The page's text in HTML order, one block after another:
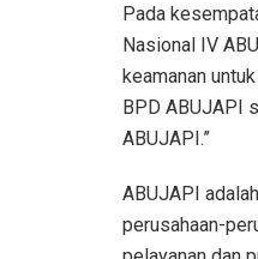
Pada
Nasional IV
keamanan
BPD ABUJAPI
ABUJAPI.”
ABUJAPI
perusahaan-